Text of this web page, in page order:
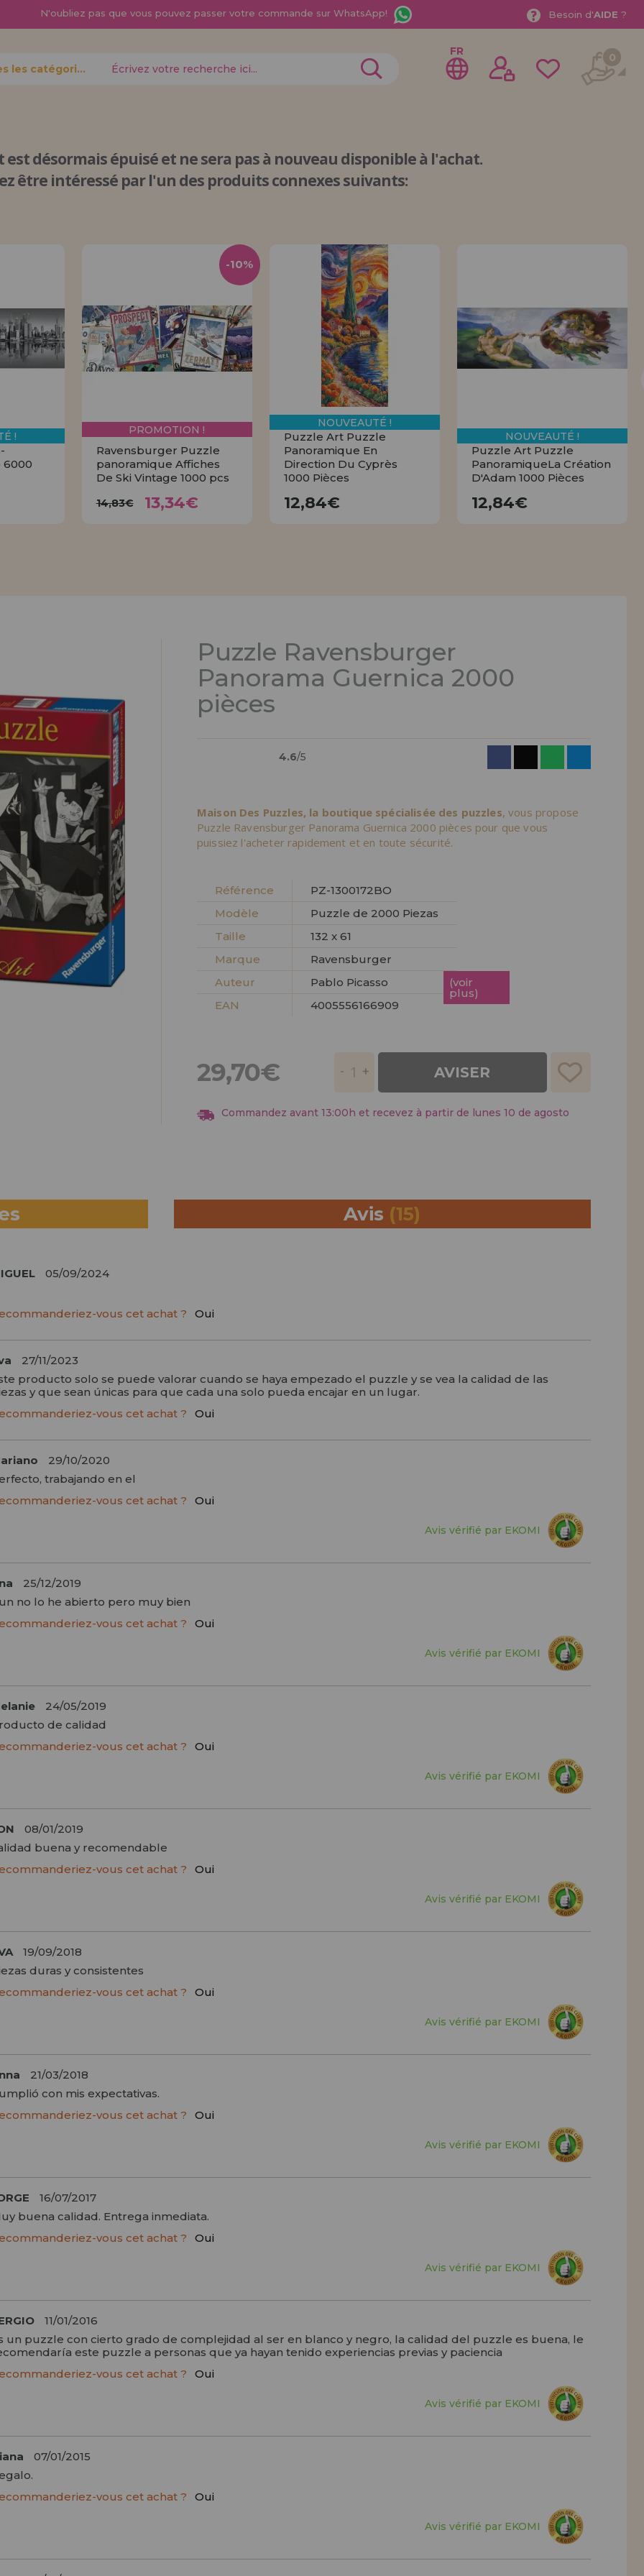
N'oubliez pas que vous pouvez passer votre commande sur WhatsApp! Besoin d'AIDE ?
Vous êtes un professionnel ou une entreprise ? Vous souhaitez vendre nos
produits dans votre entreprise ? Inscrivez-vous en tant que distributeur et
découvrez nos conditions de vente avec des remises spéciales pour la
Allez-y! Nous vous attendions.
ENREGISTREMENT
DISTRIBUTEUR
Toutes les catégories
FR 0
est désormais épuiséet ne sera pas à nouveau disponible à l'achat.
être intéressé par l'un des produits connexes suivants:
!
6000
PROMOTION !
Ravensburger Puzzle
panoramique Affiches
De Ski Vintage 1000 pcs
14,83€ 13,34€
-10%
NOUVEAUTÉ !
Puzzle Art Puzzle
Panoramique En
Direction Du Cyprès
1000 Pièces
12,84€
NOUVEAUTÉ !
Puzzle Art Puzzle
PanoramiqueLa Création
D'Adam 1000 Pièces
12,84€
Puzzle Ravensburger
Panorama Guernica 2000
pièces
4.6/5
Maison Des Puzzles, la boutique spécialisée des puzzles, vous propose
Puzzle Ravensburger Panorama Guernica 2000 pièces pour que vous
puissiez l'acheter rapidement et en toute sécurité.
Référence
PZ-1300172BO
Modèle
Puzzle de 2000 Piezas
Taille
132 x 61
Marque
Ravensburger
Auteur
Pablo Picasso (voir
plus)
EAN
4005556166909
29,70€ AVISER
Commandez avant 13:00h et recevez à partir de lunes 10 de agosto
Avis (15)
05/09/2024
vous cet achat ?
Oui
27/11/2023
producto solo se puede valorar cuando se haya empezado el puzzle y se vea la calidad de las
y que sean únicas para que cada una solo pueda encajar en un lugar.
vous cet achat ?
Oui
29/10/2020
trabajando en el
vous cet achat ?
Oui
Avis vérifié par EKOMI
25/12/2019
no lo he abierto pero muy bien
vous cet achat ?
Oui
Avis vérifié par EKOMI
24/05/2019
de calidad
vous cet achat ?
Oui
Avis vérifié par EKOMI
08/01/2019
buena y recomendable
vous cet achat ?
Oui
Avis vérifié par EKOMI
19/09/2018
duras y consistentes
vous cet achat ?
Oui
Avis vérifié par EKOMI
21/03/2018
con mis expectativas.
vous cet achat ?
Oui
Avis vérifié par EKOMI
16/07/2017
buena calidad. Entrega inmediata.
vous cet achat ?
Oui
Avis vérifié par EKOMI
11/01/2016
un puzzle con cierto grado de complejidad al ser en blanco y negro, la calidad del puzzle es buena, le
este puzzle a personas que ya hayan tenido experiencias previas y paciencia
vous cet achat ?
Oui
Avis vérifié par EKOMI
07/01/2015
vous cet achat ?
Oui
Avis vérifié par EKOMI